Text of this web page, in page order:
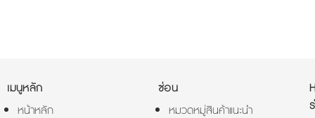
เมนูหลัก
หน้าหลัก
ซ่อน
หมวดหมู่สินค้าแนะนำ